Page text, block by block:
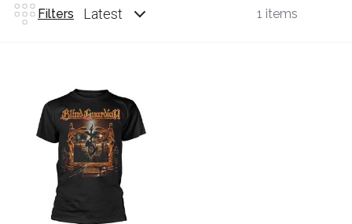
Babashop
metaliconen uit de rurhpot duitsland.
Filters Latest 1 items